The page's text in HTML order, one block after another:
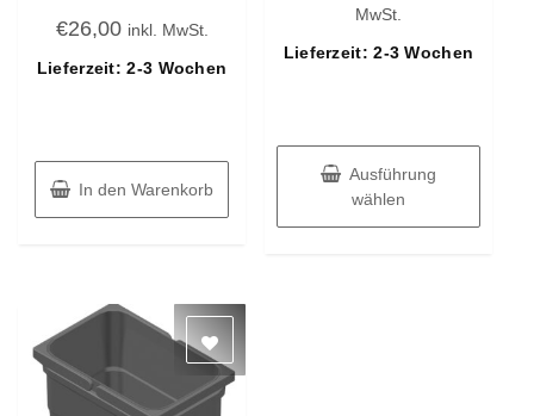
mit
0
5
€26,00 inkl. MwSt.
Lieferzeit: 2-3 Wochen
In den Warenkorb
vonMwSt.
Lieferzeit: 2-3 Wochen
Ausführung
wählen